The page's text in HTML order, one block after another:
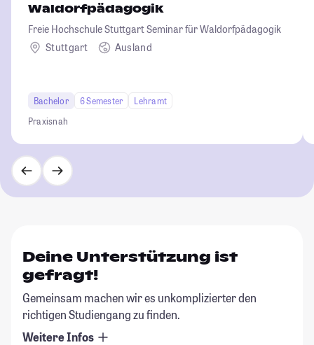
Waldorfpädagogik
Freie Hochschule Stuttgart Seminar für Waldorfpädagogik
Stuttgart
Ausland
Bachelor 6 Semester
Lehramt
Praxisnah
Deine Unterstützung ist
gefragt!
Gemeinsam machen wir es unkomplizierter den
richtigen Studiengang zu finden.
Weitere Infos